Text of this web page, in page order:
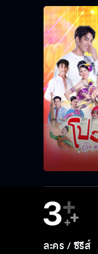
ละคร / ซีรีส์